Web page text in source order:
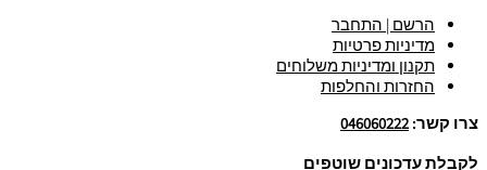
הרשם | התחבר
מדיניות פרטיות
תקנון ומדיניות משלוחים
החזרות והחלפות
צרו קשר: 046060222
לקבלת עדכונים שוטפים